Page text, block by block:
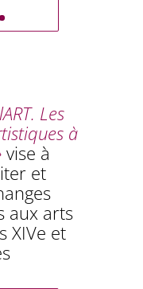
Les
à
vise à
et
aux arts
XIVe et